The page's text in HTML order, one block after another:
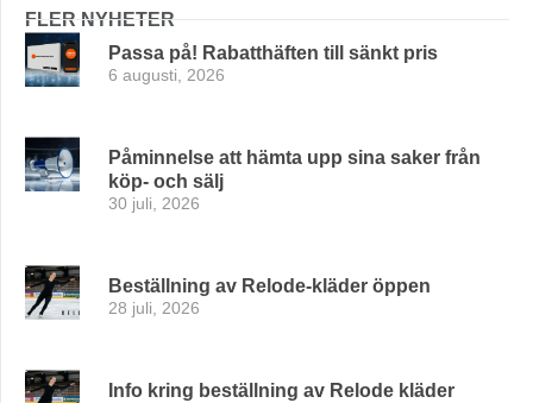
FLER NYHETER
Passa på! Rabatthäften till sänkt pris
6 augusti, 2026
Påminnelse att hämta upp sina saker från
köp- och sälj
30 juli, 2026
Beställning av Relode-kläder öppen
28 juli, 2026
Info kring beställning av Relode kläder